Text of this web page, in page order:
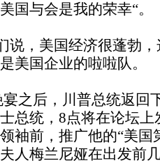
国与会是我的荣幸“。
，美国经济很蓬勃，
美国企业的啦啦队。
之后，川普总统返回
总统，8点将在论坛
袖前，推广他的“美国
人梅兰尼娅在出发前